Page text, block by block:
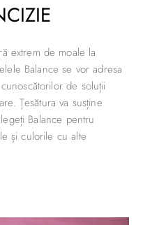
extrem de moale la
Balance se vor adresa
de soluții
Țesătura va susține
Balance pentru
și culorile cu alte